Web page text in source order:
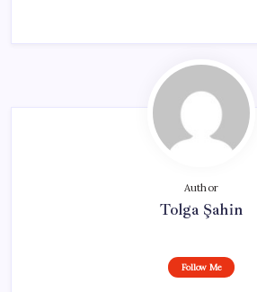
Author
Tolga Şahin
Follow Me